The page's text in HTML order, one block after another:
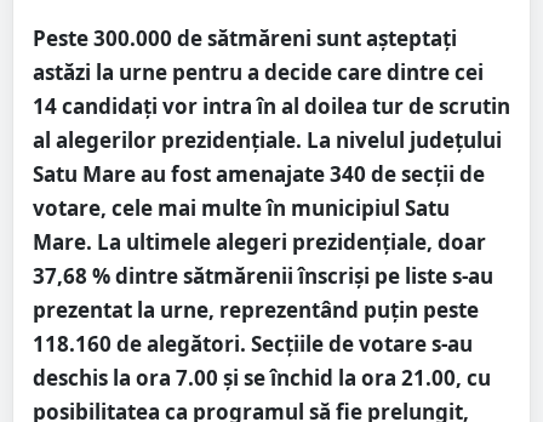
Peste 300.000 de sătmăreni sunt așteptați
astăzi la urne pentru a decide care dintre cei
14 candidați vor intra în al doilea tur de scrutin
al alegerilor prezidențiale. La nivelul județului
Satu Mare au fost amenajate 340 de secții de
votare, cele mai multe în municipiul Satu
Mare. La ultimele alegeri prezidențiale, doar
37,68 % dintre sătmărenii înscriși pe liste s-au
prezentat la urne, reprezentând puțin peste
118.160 de alegători. Secțiile de votare s-au
deschis la ora 7.00 și se închid la ora 21.00, cu
posibilitatea ca programul să fie prelungit,